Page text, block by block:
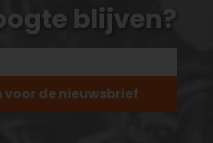
blijven?
voor de nieuwsbrief